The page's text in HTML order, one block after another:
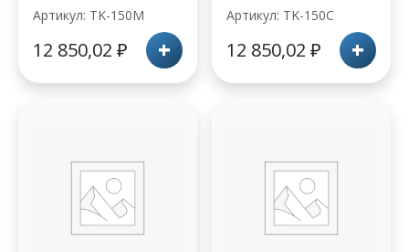
Артикул: TK-150M
12 850,02 ₽ +
Артикул: TK-150C
12 850,02 ₽ +